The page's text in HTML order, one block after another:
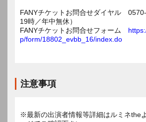
FANYチケットお問合せダイヤル
19時／年中無休）
FANYチケットお問合せフォーム
p/form/18802_evbb_16/index.do
注意事項
※最新の出演者情報等詳細はルミネthe